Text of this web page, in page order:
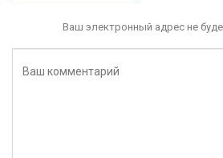
Ваш электронный адрес не